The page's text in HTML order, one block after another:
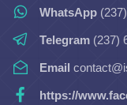
WhatsApp
Telegram (237)
Email
https://